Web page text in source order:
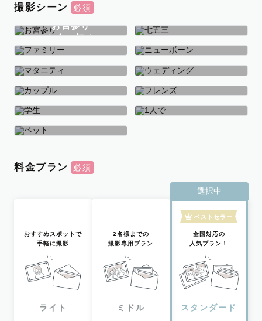
撮影シーン
お宮参り
お食い初め
七五三
ファミリー ニューボーン
マタニティ ウェディング
カップル フレンズ
学生
料金プラン
おすすめスポットで
手軽に撮影
ライト
2名様までの
撮影専用プラン
ミドル
選択中
ベストセラー
全国対応の
人気プラン！
スタンダード